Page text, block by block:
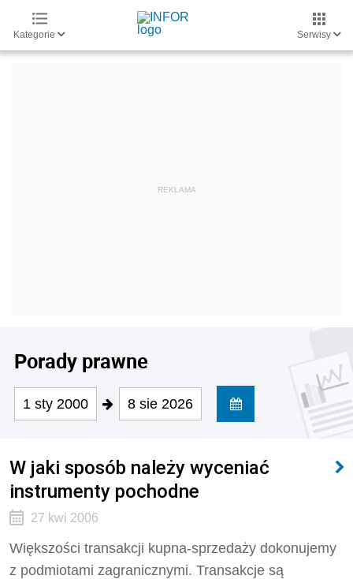
Kategorie Serwisy
Porady prawne
1 sty 2000 8 sie 2026
W jaki sposób należy wyceniać
instrumenty pochodne
27 kwi 2006
Większości transakcji kupna-sprzedaży dokonujemy
z podmiotami zagranicznymi. Transakcje są